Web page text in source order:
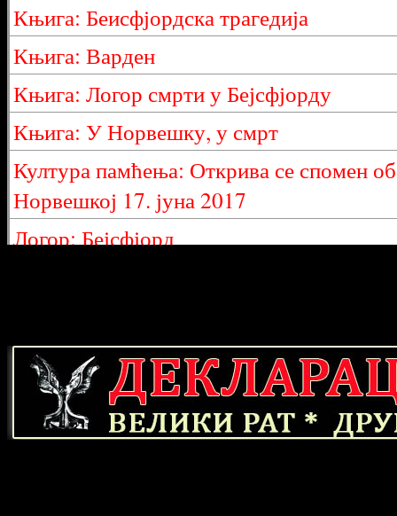
Књига: Беисфјордска трагедија
Књига: Варден
Књига: Логор смрти у Бејсфјорду
Књига: У Норвешку, у смрт
Култура памћења: Открива се спомен
Норвешкој 17. јуна 2017
Логор: Бејсфјорд
Логор: Норвешка 1942-1945
Наши ратни заробљеници у Норвешкој
Снима се документарни филм: Логор